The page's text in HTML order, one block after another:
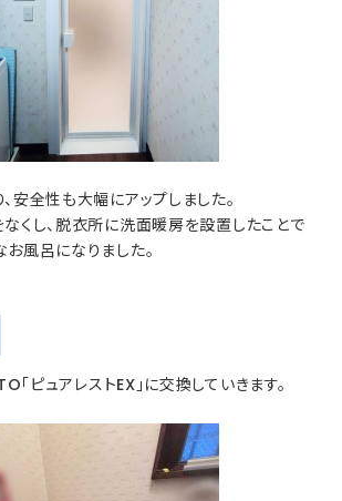
安全性も大幅にアップしました。
くし、脱衣所に洗面暖房を設置したことで
風呂になりました。
「ピュアレストEX」に交換していきます。